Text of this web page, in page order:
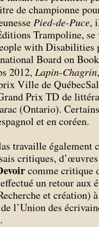
de championne
Pied-de-Puce,
Trampoline,
with Disabilities
Board on
2012, Lapin-Chagrin
Ville de
Prix TD de
(Ontario).
et en coréen.
travaille également
critiques,
comme critique
un retour aux
et création)
l’Union des